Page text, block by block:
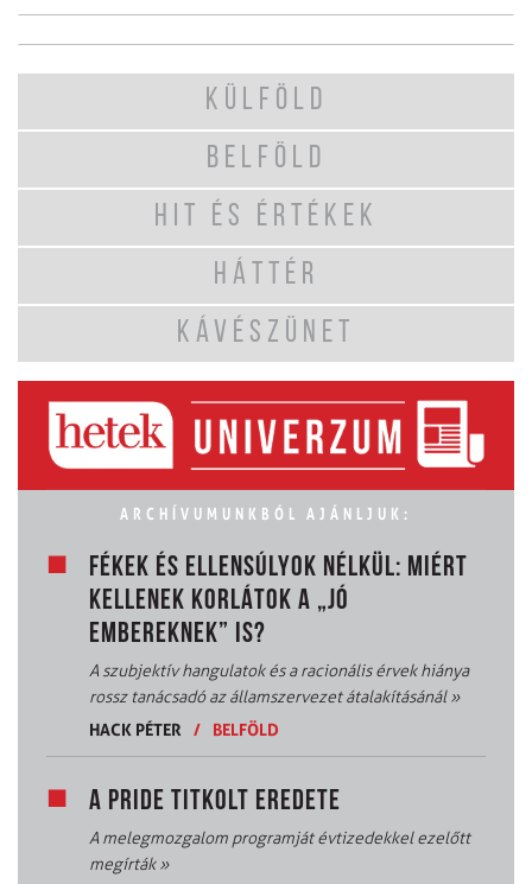
KÜLFÖLD
BELFÖLD
HIT ÉS ÉRTÉKEK
HÁTTÉR
KÁVÉSZÜNET
ARCHÍVUMUNKBÓL AJÁNLJUK:
FÉKEK ÉS ELLENSÚLYOK NÉLKÜL: MIÉRT
KELLENEK KORLÁTOK A „JÓ
EMBEREKNEK” IS?
A szubjektív hangulatok és a racionális érvek hiánya
rossz tanácsadó az államszervezet átalakításánál»
HACK PÉTER
/ BELFÖLD
A PRIDE TITKOLT EREDETE
A melegmozgalom programját évtizedekkel ezelőtt
megírták»